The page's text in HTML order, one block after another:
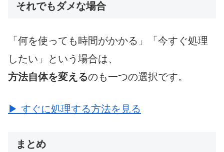
それでもダメな場合
「何を使っても時間がかかる」「今すぐ処理
したい」という場合は、
方法自体を変えるのも一つの選択です。
▶ すぐに処理する方法を見る
まとめ